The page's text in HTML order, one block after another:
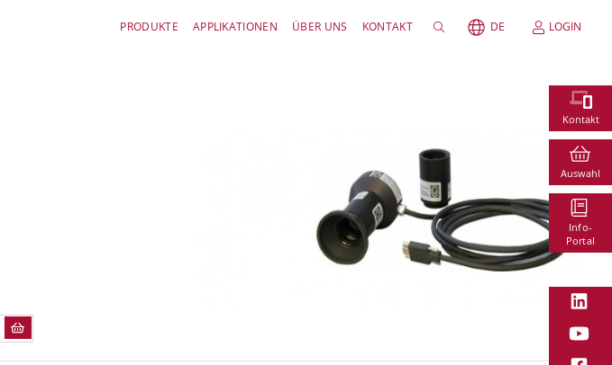
Kontakt
Auswahl
Info-
Portal
PRODUKTE APPLIKATIONEN ÜBER UNS KONTAKT DE LOGIN